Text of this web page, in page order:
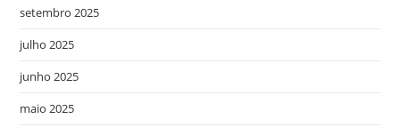
setembro 2025
julho 2025
junho 2025
maio 2025